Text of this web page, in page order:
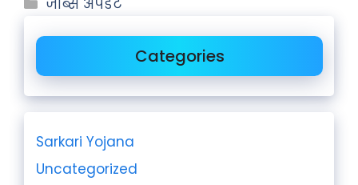
जॉब्स अपडेट
Categories
Sarkari Yojana
Uncategorized